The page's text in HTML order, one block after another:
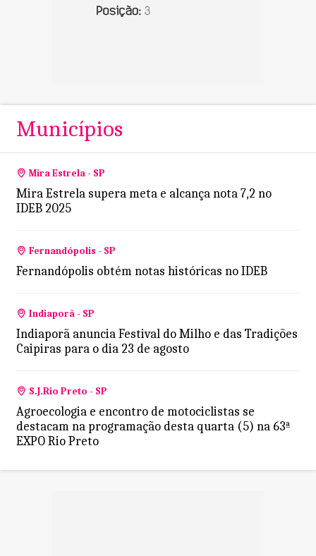
Municípios
Mira Estrela - SP
Mira Estrela supera meta e alcança nota 7,2 no
IDEB 2025
Fernandópolis - SP
Fernandópolis obtém notas históricas no IDEB
Indiaporã - SP
Indiaporã anuncia Festival do Milho e das Tradições
Caipiras para o dia 23 de agosto
S.J.Rio Preto - SP
Agroecologia e encontro de motociclistas se
destacam na programação desta quarta (5) na 63ª
EXPO Rio Preto